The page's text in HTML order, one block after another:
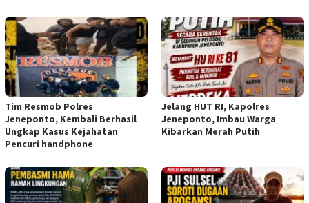
Tim Resmob Polres
Jeneponto, Kembali Berhasil
Ungkap Kasus Kejahatan
Pencuri handphone
Jelang HUT RI, Kapolres
Jeneponto, Imbau Warga
Kibarkan Merah Putih